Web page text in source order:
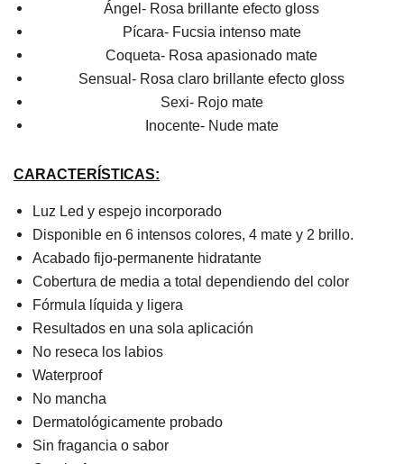
Ángel- Rosa brillante efecto gloss
Pícara- Fucsia intenso mate
Coqueta- Rosa apasionado mate
Sensual- Rosa claro brillante efecto gloss
Sexi- Rojo mate
Inocente- Nude mate
CARACTERÍSTICAS:
Luz Led y espejo incorporado
Disponible en 6 intensos colores, 4 mate y 2 brillo.
Acabado fijo-permanente hidratante
Cobertura de media a total dependiendo del color
Fórmula líquida y ligera
Resultados en una sola aplicación
No reseca los labios
Waterproof
No mancha
Dermatológicamente probado
Sin fragancia o sabor